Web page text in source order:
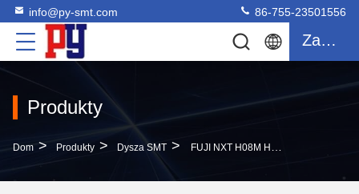
info@py-smt.com 86-755-23501556
Zacytować
Produkty
Dom > Produkty > Dysza SMT > FUJI NXT H08M HEAD 2.5MM SMT Nozzle AA8LX00